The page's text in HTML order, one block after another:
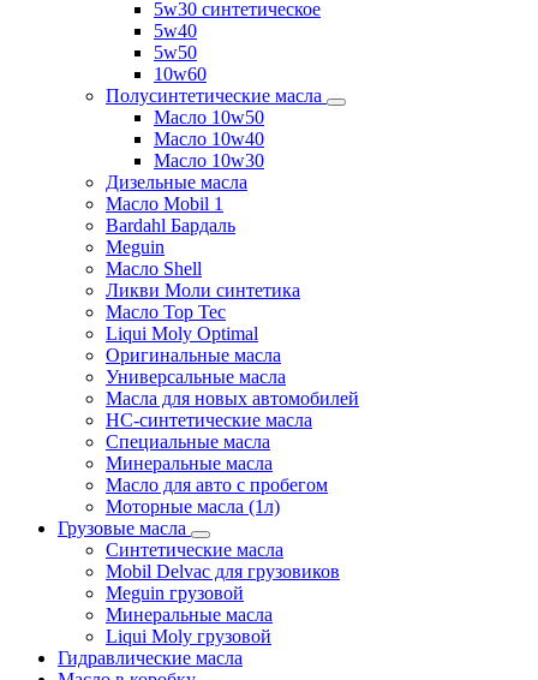
5w30 синтетическое
5w40
5w50
10w60
Полусинтетические масла
Масло 10w50
Масло 10w40
Масло 10w30
Дизельные масла
Масло Mobil 1
Bardahl Бардаль
Meguin
Масло Shell
Ликви Моли синтетика
Масло Top Tec
Liqui Moly Optimal
Оригинальные масла
Универсальные масла
Масла для новых автомобилей
HC-синтетические масла
Специальные масла
Минеральные масла
Масло для авто с пробегом
Моторные масла (1л)
Грузовые масла
Синтетические масла
Mobil Delvac для грузовиков
Meguin грузовой
Минеральные масла
Liqui Moly грузовой
Гидравлические масла